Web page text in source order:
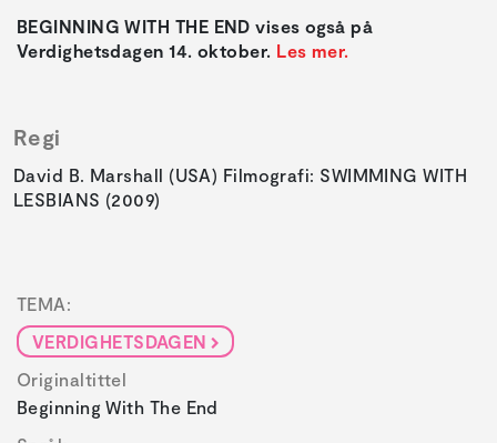
BEGINNING WITH THE END vises også på
Verdighetsdagen 14. oktober. Les mer.
Regi
David B. Marshall (USA) Filmografi: SWIMMING WITH
LESBIANS (2009)
TEMA:
VERDIGHETSDAGEN
Originaltittel
Beginning With The End